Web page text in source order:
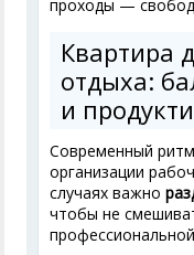
проходы —
Квартира
отдыха:
и
Современный
организации
случаях важно
чтобы не